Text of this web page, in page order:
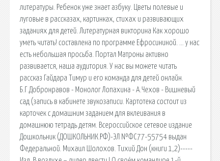
литературы. Ребенок уже знает азбуку. Цветы полевые и
луговые в рассказах, картинках, стихах и развивающих
заданиях для детей. Литературная викторина Как хорошо
уметь читать! составлена по программе Ефросининой. … у нас
есть небольшая просьба. Портал Матроны активно
развивается, наша аудитория. У нас вы можете читать
рассказ Гайдара Тимур и его команда для детей онлайн.
Б.Г.Добронравов - Монолог Лопахина - А.Чехов - Вишневый
сад (запись в кабинете звукозаписи. Картотека состоит из
карточек с домашним заданием для вклеивания в
домашнюю тетрадь детям. Всероссийское сетевое издание
Дошкольник (ДОШКОЛЬНИК.РФ)-ЭЛ №ФС77-55754 выдан
Федеральной. Михаил Шолохов. Тихий Дон (книги 1,2)-----